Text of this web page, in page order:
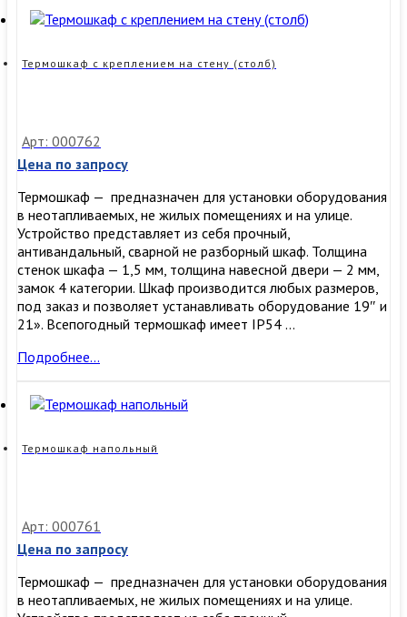
Термошкаф с креплением на стену (столб)
Арт: 000762
Цена по запросу
Термошкаф — предназначен для установки оборудования
в неотапливаемых, не жилых помещениях и на улице.
Устройство представляет из себя прочный,
антивандальный, сварной не разборный шкаф. Толщина
стенок шкафа — 1,5 мм, толщина навесной двери — 2 мм,
замок 4 категории. Шкаф производится любых размеров,
под заказ и позволяет устанавливать оборудование 19″ и
21». Всепогодный термошкаф имеет IP54 …
Термошкаф
креплением
на
(столб)
Подробнее…
Термошкаф напольный
Арт: 000761
Цена по запросу
Термошкаф — предназначен для установки оборудования
в неотапливаемых, не жилых помещениях и на улице.